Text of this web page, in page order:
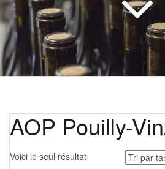
AOP Pouilly-
Voici le seul résultat